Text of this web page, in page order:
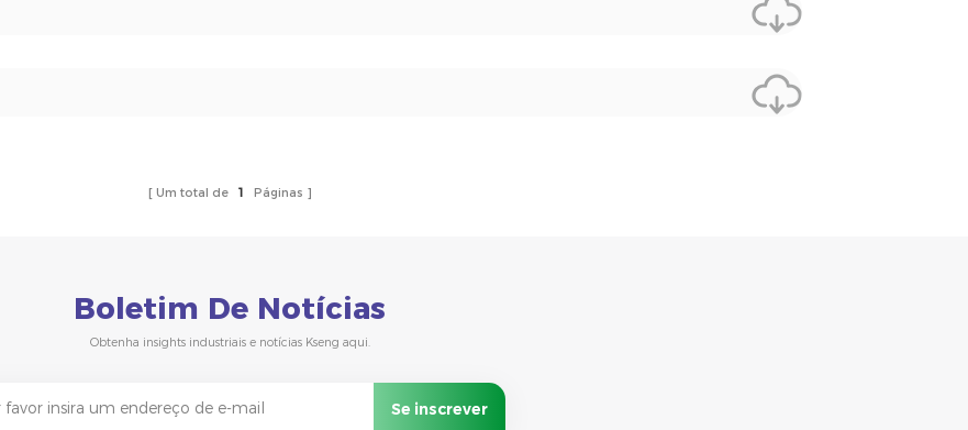
Um total de 1 Páginas
Boletim De Notícias
Obtenha insights industriais e notícias Kseng aqui.